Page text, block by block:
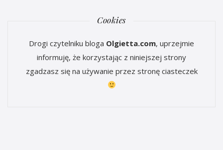
Cookies
Drogi czytelniku bloga Olgietta.com, uprzejmie
informuję, że korzystając z niniejszej strony
zgadzasz się na używanie przez stronę ciasteczek